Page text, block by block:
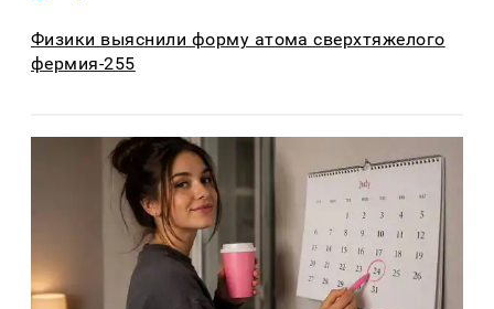
Физики выяснили форму атома сверхтяжелого
фермия-255